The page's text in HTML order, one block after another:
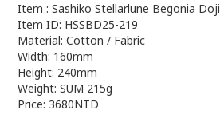
Item : Sashiko Stellarlune Begonia Doji
Item ID: HSSBD25-219
Material: Cotton / Fabric
Width: 160mm
Height: 240mm
Weight: SUM 215g
Price: 3680NTD